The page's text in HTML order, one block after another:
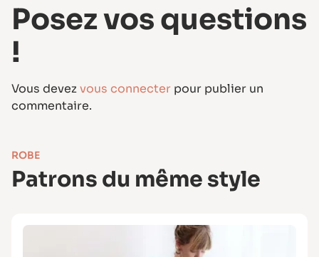
Posez vos questions
!
Vous devezvous connecter pour publier un
commentaire.
ROBE
Patrons du même style